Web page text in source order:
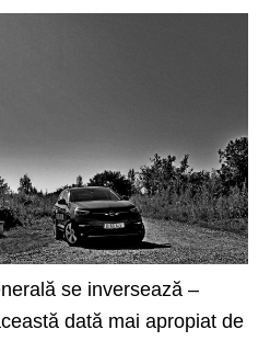
se inversează –
dată mai apropiat de